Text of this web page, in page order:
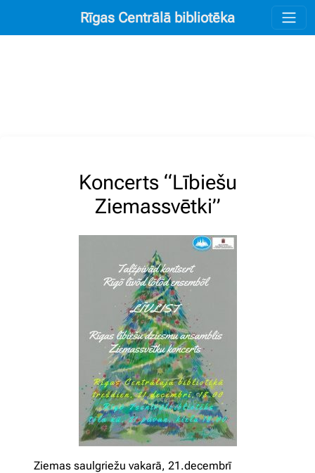
Rīgas Centrālā bibliotēka
Koncerts “Lībiešu
Ziemassvētki”
Ziemas saulgriežu vakarā, 21.decembrī